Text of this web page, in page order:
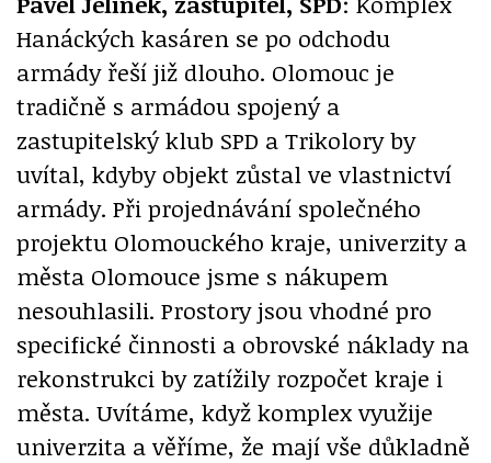
Hanáckých kasáren se po odchodu
armády řeší již dlouho. Olomouc je
tradičně s armádou spojený a
zastupitelský klub SPD a Trikolory by
uvítal, kdyby objekt zůstal ve vlastnictví
armády. Při projednávání společného
projektu Olomouckého kraje, univerzity a
města Olomouce jsme s nákupem
nesouhlasili. Prostory jsou vhodné pro
specifické činnosti a obrovské náklady na
rekonstrukci by zatížily rozpočet kraje i
města. Uvítáme, když komplex využije
univerzita a věříme, že mají vše důkladně